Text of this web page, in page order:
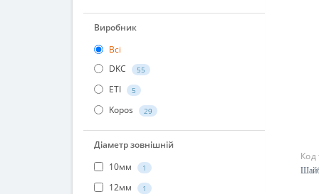
Виробник
Всі
DKC
55
ETI 5
Kopos 29
Діаметр зовнішній
10мм
1
Код